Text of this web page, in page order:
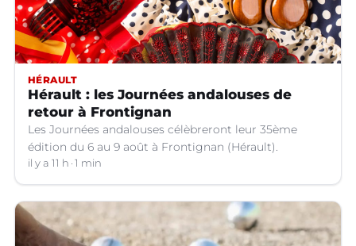
HÉRAULT
Hérault : les Journées andalouses de
retour à Frontignan
Les Journées andalouses célèbreront leur 35ème
édition du 6 au 9 août à Frontignan (Hérault).
il y a 11 h 1 min